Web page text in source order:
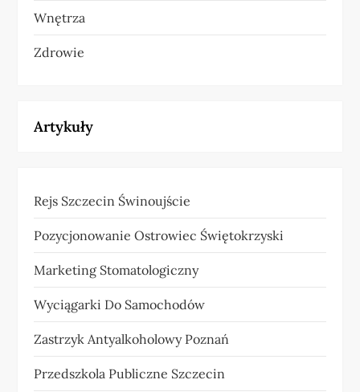
Wnętrza
Zdrowie
Artykuły
Rejs Szczecin Świnoujście
Pozycjonowanie Ostrowiec Świętokrzyski
Marketing Stomatologiczny
Wyciągarki Do Samochodów
Zastrzyk Antyalkoholowy Poznań
Przedszkola Publiczne Szczecin